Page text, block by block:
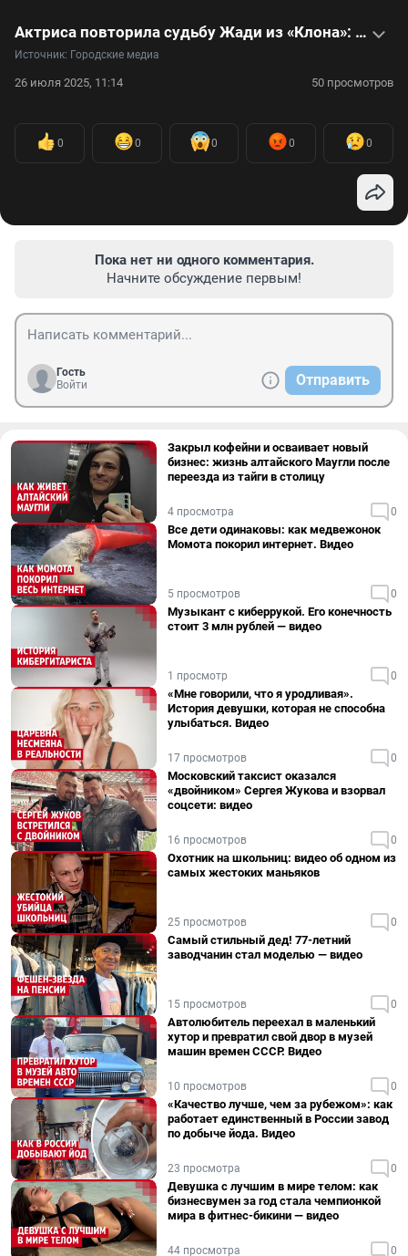
Актриса повторила судьбу Жади из «Клона»: видео
Источник: Городские медиа
26 июля 2025, 11:14 50 просмотров
0 0 0 0 0
Пока нет ни одного комментария.
Начните обсуждение первым!
Гость
Войти
Отправить
Закрыл кофейни и осваивает новый
бизнес: жизнь алтайского Маугли после
переезда из тайги в столицу
4 просмотра 0
Все дети одинаковы: как медвежонок
Момота покорил интернет. Видео
5 просмотров 0
Музыкант с киберрукой. Его конечность
стоит 3 млн рублей — видео
1 просмотр 0
«Мне говорили, что я уродливая».
История девушки, которая не способна
улыбаться. Видео
17 просмотров 0
Московский таксист оказался
«двойником» Сергея Жукова и взорвал
соцсети: видео
16 просмотров 0
Охотник на школьниц: видео об одном из
самых жестоких маньяков
25 просмотров 0
Самый стильный дед! 77-летний
заводчанин стал моделью — видео
15 просмотров 0
Автолюбитель переехал в маленький
хутор и превратил свой двор в музей
машин времен СССР. Видео
10 просмотров 0
«Качество лучше, чем за рубежом»: как
работает единственный в России завод
по добыче йода. Видео
23 просмотра 0
Девушка с лучшим в мире телом: как
бизнесвумен за год стала чемпионкой
мира в фитнес-бикини — видео
44 просмотра 0